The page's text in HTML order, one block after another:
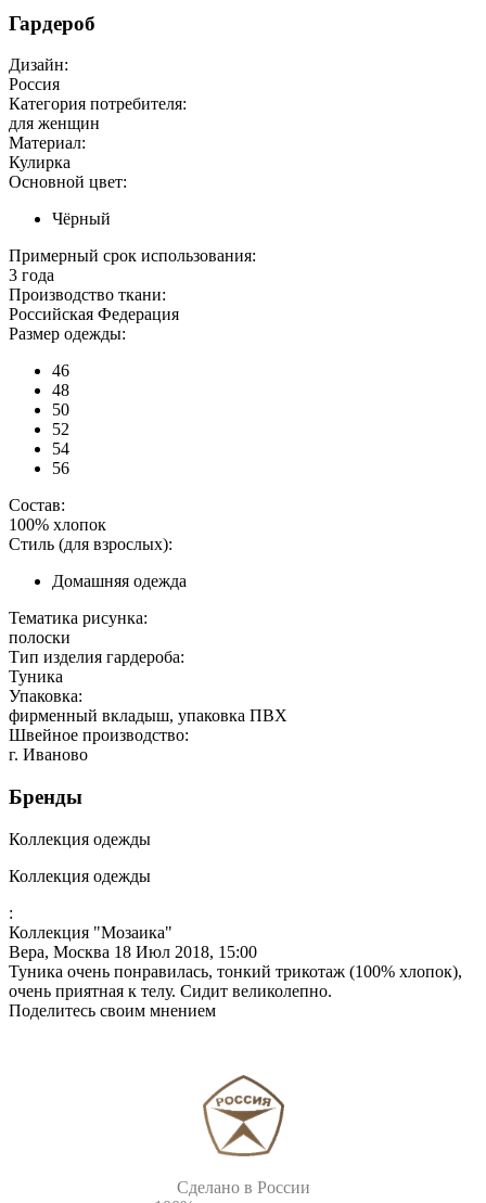
Гардероб
Дизайн:
Россия
Категория потребителя:
для женщин
Материал:
Кулирка
Основной цвет:
Чёрный
Примерный срок использования:
3 года
Производство ткани:
Российская Федерация
Размер одежды:
46
48
50
52
54
56
Состав:
100% хлопок
Стиль (для взрослых):
Домашняя одежда
Тематика рисунка:
полоски
Тип изделия гардероба:
Туника
Упаковка:
фирменный вкладыш, упаковка ПВХ
Швейное производство:
г. Иваново
Бренды
Коллекция одежды
Коллекция одежды
:
Коллекция "Мозаика"
Вера, Москва 18 Июл 2018, 15:00
Туника очень понравилась, тонкий трикотаж (100% хлопок),
очень приятная к телу. Сидит великолепно.
Поделитесь своим мнением
Сделано в России